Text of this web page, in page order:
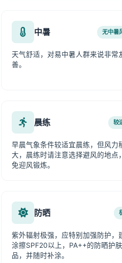
中暑 无中暑
天气舒适，对易中暑人群来说非常
善。
晨练 较
早晨气象条件较适宜晨练，但风力
大，晨练时请注意选择避风的地点
免迎风锻炼。
防晒
紫外辐射极强，应特别加强防护，
涂擦SPF20以上，PA++的防晒护
品，并随时补涂。